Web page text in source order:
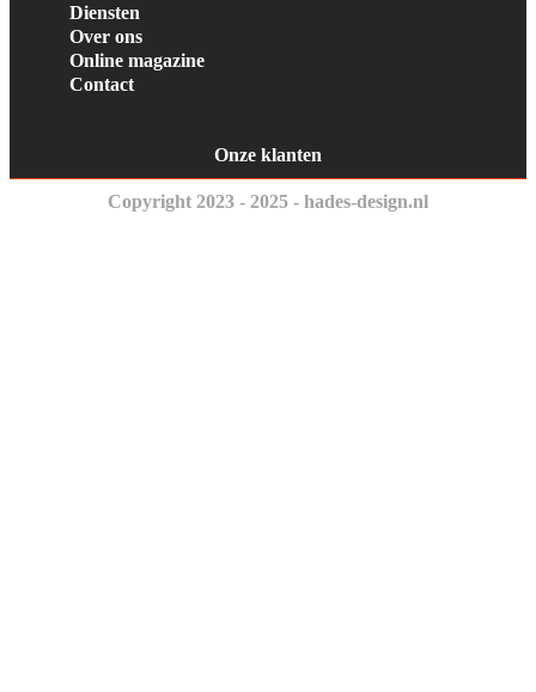
Diensten
Over ons
Online magazine
Contact
Onze klanten
Copyright 2023 - 2025 - hades-design.nl